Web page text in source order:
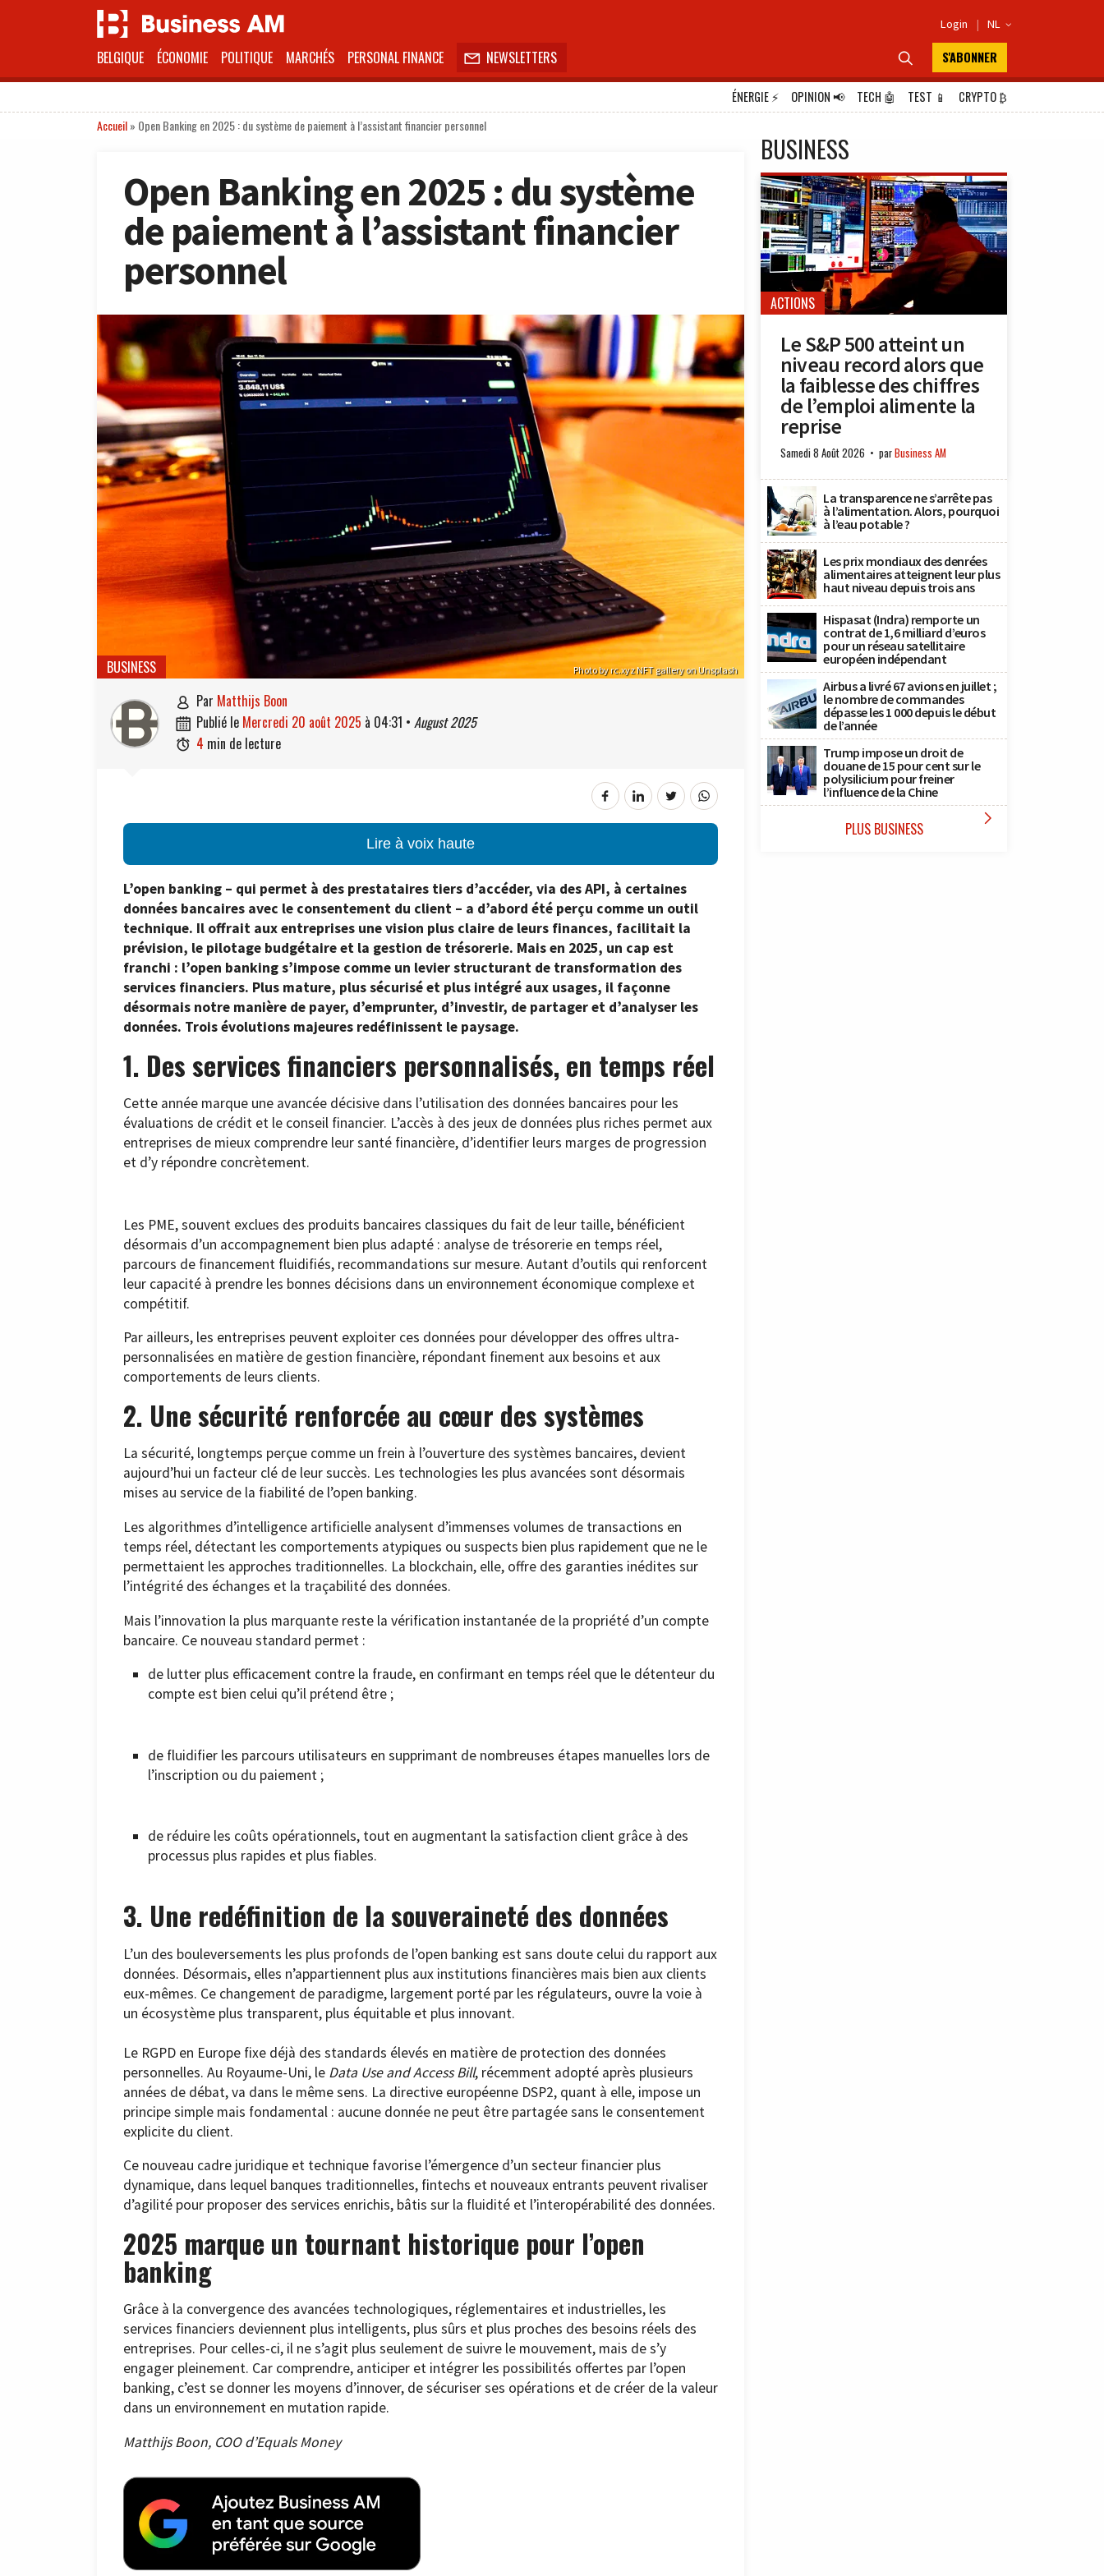
Login | NL 
BELGIQUE ÉCONOMIE POLITIQUE MARCHÉS PERSONAL FINANCE  NEWSLETTERS  S'ABONNER
ÉNERGIE⚡ OPINION📢 TECH 🤖 TEST 📱 CRYPTO₿
Accueil» Open Banking en 2025 : du système de paiement à l’assistant financier personnel
Open Banking en 2025 : du système
de paiement à l’assistant financier
personnel
Photo by rc.xyz NFT gallery on Unsplash
BUSINESS
 par Matthijs Boon
 publié le mercredi 20 août 2025 à 04:31 • August 2025
 4 min de lecture
Lire à voix haute
L’open banking – qui permet à des prestataires tiers d’accéder, via des API, à certaines
données bancaires avec le consentement du client – a d’abord été perçu comme un outil
technique. Il offrait aux entreprises une vision plus claire de leurs finances, facilitait la
prévision, le pilotage budgétaire et la gestion de trésorerie. Mais en 2025, un cap est
franchi : l’open banking s’impose comme un levier structurant de transformation des
services financiers. Plus mature, plus sécurisé et plus intégré aux usages, il façonne
désormais notre manière de payer, d’emprunter, d’investir, de partager et d’analyser les
données. Trois évolutions majeures redéfinissent le paysage.
1. Des services financiers personnalisés, en temps réel
Cette année marque une avancée décisive dans l’utilisation des données bancaires pour les
évaluations de crédit et le conseil financier. L’accès à des jeux de données plus riches permet aux
entreprises de mieux comprendre leur santé financière, d’identifier leurs marges de progression
et d’y répondre concrètement.
Les PME, souvent exclues des produits bancaires classiques du fait de leur taille, bénéficient
désormais d’un accompagnement bien plus adapté : analyse de trésorerie en temps réel,
parcours de financement fluidifiés, recommandations sur mesure. Autant d’outils qui renforcent
leur capacité à prendre les bonnes décisions dans un environnement économique complexe et
compétitif.
Par ailleurs, les entreprises peuvent exploiter ces données pour développer des offres ultra-
personnalisées en matière de gestion financière, répondant finement aux besoins et aux
comportements de leurs clients.
2. Une sécurité renforcée au cœur des systèmes
La sécurité, longtemps perçue comme un frein à l’ouverture des systèmes bancaires, devient
aujourd’hui un facteur clé de leur succès. Les technologies les plus avancées sont désormais
mises au service de la fiabilité de l’open banking.
Les algorithmes d’intelligence artificielle analysent d’immenses volumes de transactions en
temps réel, détectant les comportements atypiques ou suspects bien plus rapidement que ne le
permettaient les approches traditionnelles. La blockchain, elle, offre des garanties inédites sur
l’intégrité des échanges et la traçabilité des données.
Mais l’innovation la plus marquante reste la vérification instantanée de la propriété d’un compte
bancaire. Ce nouveau standard permet :
de lutter plus efficacement contre la fraude, en confirmant en temps réel que le détenteur du
compte est bien celui qu’il prétend être ;
de fluidifier les parcours utilisateurs en supprimant de nombreuses étapes manuelles lors de
l’inscription ou du paiement ;
de réduire les coûts opérationnels, tout en augmentant la satisfaction client grâce à des
processus plus rapides et plus fiables.
3. Une redéfinition de la souveraineté des données
L’un des bouleversements les plus profonds de l’open banking est sans doute celui du rapport aux
données. Désormais, elles n’appartiennent plus aux institutions financières mais bien aux clients
eux-mêmes. Ce changement de paradigme, largement porté par les régulateurs, ouvre la voie à
un écosystème plus transparent, plus équitable et plus innovant.
Le RGPD en Europe fixe déjà des standards élevés en matière de protection des données
personnelles. Au Royaume-Uni, le Data Use and Access Bill, récemment adopté après plusieurs
années de débat, va dans le même sens. La directive européenne DSP2, quant à elle, impose un
principe simple mais fondamental : aucune donnée ne peut être partagée sans le consentement
explicite du client.
Ce nouveau cadre juridique et technique favorise l’émergence d’un secteur financier plus
dynamique, dans lequel banques traditionnelles, fintechs et nouveaux entrants peuvent rivaliser
d’agilité pour proposer des services enrichis, bâtis sur la fluidité et l’interopérabilité des données.
2025 marque un tournant historique pour l’open
banking
Grâce à la convergence des avancées technologiques, réglementaires et industrielles, les
services financiers deviennent plus intelligents, plus sûrs et plus proches des besoins réels des
entreprises. Pour celles-ci, il ne s’agit plus seulement de suivre le mouvement, mais de s’y
engager pleinement. Car comprendre, anticiper et intégrer les possibilités offertes par l’open
banking, c’est se donner les moyens d’innover, de sécuriser ses opérations et de créer de la valeur
dans un environnement en mutation rapide.
Matthijs Boon, COO d’Equals Money
BUSINESS
ACTIONS
Le S&P 500 atteint un
niveau record alors que
la faiblesse des chiffres
de l’emploi alimente la
reprise
Samedi 8 Août 2026 parBusiness AM
La transparence ne s’arrête pas
à l’alimentation. Alors, pourquoi
à l’eau potable ?
Les prix mondiaux des denrées
alimentaires atteignent leur plus
haut niveau depuis trois ans
Hispasat (Indra) remporte un
contrat de 1,6 milliard d’euros
pour un réseau satellitaire
européen indépendant
Airbus a livré 67 avions en juillet ;
le nombre de commandes
dépasse les 1 000 depuis le début
de l’année
Trump impose un droit de
douane de 15 pour cent sur le
polysilicium pour freiner
l’influence de la Chine
PLUS BUSINESS 